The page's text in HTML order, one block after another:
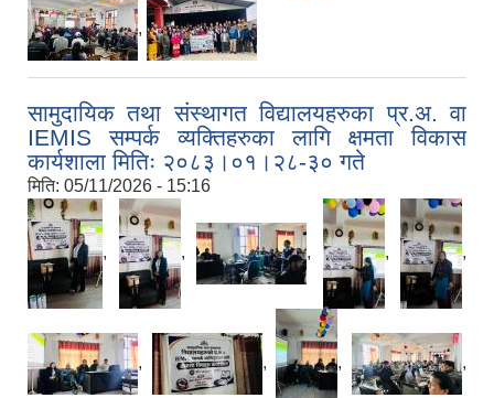
,
सामुदायिक तथा संस्थागत विद्यालयहरुका प्र.अ. वा
IEMIS सम्पर्क व्यक्तिहरुका लागि क्षमता विकास
कार्यशाला मितिः २०८३।०१।२८-३० गते
मिति: 05/11/2026 - 15:16
, , , , ,
, , , ,